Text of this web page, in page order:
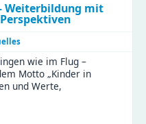
Weiterbildung mit
wie im Flug –
Motto „Kinder in
und Werte,